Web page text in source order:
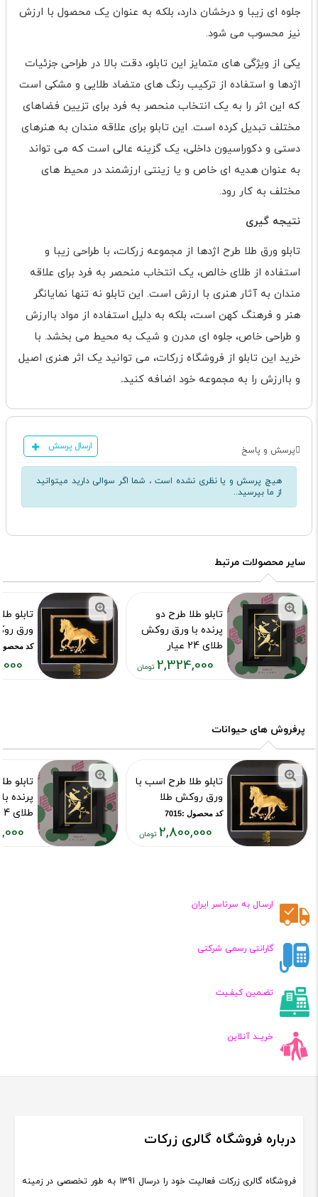
جلوه ای زیبا و درخشان دارد، بلکه به عنوان یک محصول با ارزش
نیز محسوب می شود.
یکی از ویژگی های متمایز این تابلو، دقت بالا در طراحی جزئیات
اژدها و استفاده از ترکیب رنگ های متضاد طلایی و مشکی است
که این اثر را به یک انتخاب منحصر به فرد برای تزیین فضاهای
مختلف تبدیل کرده است. این تابلو برای علاقه مندان به هنرهای
دستی و دکوراسیون داخلی، یک گزینه عالی است که می تواند
به عنوان هدیه ای خاص و یا زینتی ارزشمند در محیط های
مختلف به کار رود.
نتیجه گیری
تابلو ورق طلا طرح اژدها از مجموعه زرکات، با طراحی زیبا و
استفاده از طلای خالص، یک انتخاب منحصر به فرد برای علاقه
مندان به آثار هنری با ارزش است. این تابلو نه تنها نمایانگر
هنر و فرهنگ کهن است، بلکه به دلیل استفاده از مواد باارزش
و طراحی خاص، جلوه ای مدرن و شیک به محیط می بخشد. با
خرید این تابلو از فروشگاه زرکات، می توانید یک اثر هنری اصیل
و باارزش را به مجموعه خود اضافه کنید.
پرسش و پاسخ ارسال پرسش
هیچ پرسش و یا نظری نشده است ، شما اگر سوالی دارید میتوانید
از ما بپرسید..
سایر محصولات مرتبط
تابلو طلا طرح دو
پرنده با ورق روکش
طلای 24 عیار
کد محصول :7385
2,324,000
تومان
تابلو
ورق
کد محصول
پرفروش های حیوانات
تابلو طلا طرح اسب با
ورق روکش طلا
کد محصول :7015
2,800,000
تابلو
پرنده
طلای 24 عیار
کد محصول
ارسـال به سرتاسر ایران
گارانتی رسمی شرکتی
تضـمین کیفـیت
خریــد آنلاین
درباره فروشگاه گالری زرکات
فروشگاه گالری زرکات فعالیت خود را درسال 1391 به طور تخصصی در زمینه